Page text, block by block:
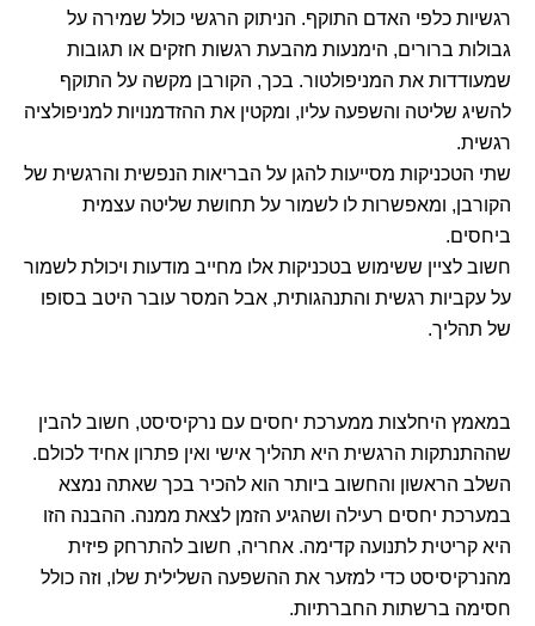
רגשיות כלפי האדם התוקף. הניתוק הרגשי כולל שמירה על
גבולות ברורים, הימנעות מהבעת רגשות חזקים או תגובות
שמעודדות את המניפולטור. בכך, הקורבן מקשה על התוקף
להשיג שליטה והשפעה עליו, ומקטין את ההזדמנויות למניפולציה
רגשית.
שתי הטכניקות מסייעות להגן על הבריאות הנפשית והרגשית של
הקורבן, ומאפשרות לו לשמור על תחושת שליטה עצמית
ביחסים.
חשוב לציין ששימוש בטכניקות אלו מחייב מודעות ויכולת לשמור
על עקביות רגשית והתנהגותית, אבל המסר עובר היטב בסופו
של תהליך.
במאמץ היחלצות ממערכת יחסים עם נרקיסיסט, חשוב להבין
שההתנתקות הרגשית היא תהליך אישי ואין פתרון אחיד לכולם.
השלב הראשון והחשוב ביותר הוא להכיר בכך שאתה נמצא
במערכת יחסים רעילה ושהגיע הזמן לצאת ממנה. ההבנה הזו
היא קריטית לתנועה קדימה. אחריה, חשוב להתרחק פיזית
מהנרקיסיסט כדי למזער את ההשפעה השלילית שלו, וזה כולל
חסימה ברשתות החברתיות.